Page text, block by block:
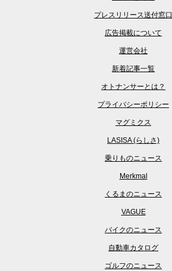
プレスリリース送付窓口
広告掲載について
運営会社
新着記事一覧
オトナンサーとは？
プライバシーポリシー
マグミクス
LASISA (らしさ)
乗りものニュース
Merkmal
くるまのニュース
VAGUE
バイクのニュース
自動車カタログ
ゴルフのニュース